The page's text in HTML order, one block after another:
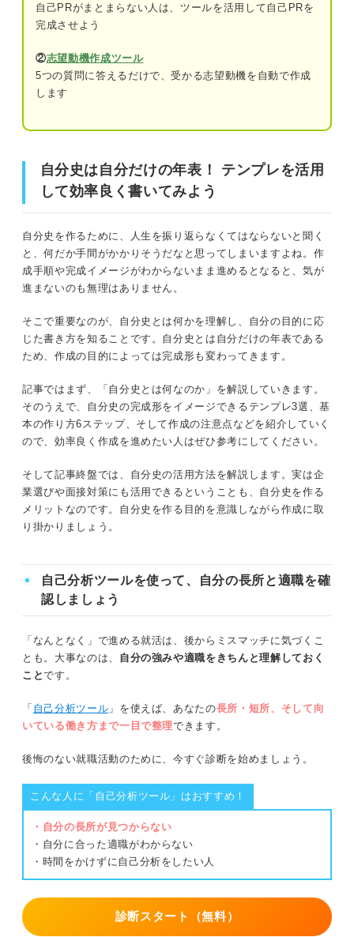
⑥モチベーションが変化した要因を書き込
上級者編！ さらに自己理解が深まる自分史の作り
家族や関係者にヒアリングして情報を増や
す
自分史を作るうえで守るべき4つの鉄則
①事実のみを記載する
②情報を整理できるフォーマットにする
③見栄えを気にしすぎない
④作成して満足せず活用する
自分史の活かし方①企業選びの軸を決める
①モチベーションが上下する要因を突き止
める
②モチベーションが上下する要因を仕事に
置き換える
自分史の活かし方②面接での質問に備える
②きっかけとなったエピソードを簡潔に説
明できるようにする
③価値観や強みがその後活かされた場面も
特定する
己分析で選考を突破しよう
自己PRがまとまらない人は、ツールを活用して自己PRを
完成させよう
②志望動機作成ツール
5つの質問に答えるだけで、受かる志望動機を自動で作成
します
自分史は自分だけの年表！ テンプレを活用
して効率良く書いてみよう
自分史を作るために、人生を振り返らなくてはならないと聞く
と、何だか手間がかかりそうだなと思ってしまいますよね。作
成手順や完成イメージがわからないまま進めるとなると、気が
進まないのも無理はありません。
そこで重要なのが、自分史とは何かを理解し、自分の目的に応
じた書き方を知ることです。自分史とは自分だけの年表である
ため、作成の目的によっては完成形も変わってきます。
記事ではまず、「自分史とは何なのか」を解説していきます。
そのうえで、自分史の完成形をイメージできるテンプレ3選、基
本の作り方6ステップ、そして作成の注意点などを紹介していく
ので、効率良く作成を進めたい人はぜひ参考にしてください。
そして記事終盤では、自分史の活用方法を解説します。実は企
業選びや面接対策にも活用できるということも、自分史を作る
メリットなのです。自分史を作る目的を意識しながら作成に取
り掛かりましょう。
自己分析ツールを使って、自分の長所と適職を確
認しましょう
「なんとなく」で進める就活は、後からミスマッチに気づくこ
とも。大事なのは、 自分の強みや適職をきちんと理解しておく
ことです。
「 自己分析ツール 」を使えば、あなたの長所・短所、そして向
いている働き方まで一目で整理できます。
後悔のない就職活動のために、今すぐ診断を始めましょう。
こんな人に「自己分析ツール」はおすすめ！
・自分の長所が見つからない
・自分に合った適職がわからない
・時間をかけずに自己分析をしたい人
診断スタート（無料）
概要：自分の人生を年表でまとめたもの
書き方：人生をテーマ別に整理する
完成イメージを見てみよう！ 目的別の自分史テンプレ3選
②年代別の自分史：過去から網羅的に人生を振り返りたい人
自分史を作る基本の6ステップ
①時代を区切る
②共通して掘り下げることを決める
③各時代の自分にタイトルをつける
④各項目を昔から順番に埋める
⑤モチベーションの変化をグラフ化する
上級者編！ さらに自己理解が深まる自分史の作り方
時代を細かく区切る
家族や関係者にヒアリングして情報を増やす
自分史を作るうえで守るべき4つの鉄則
①事実のみを記載する
②情報を整理できるフォーマットにする
③見栄えを気にしすぎない
④作成して満足せず活用する
自分史の活かし方①企業選びの軸を決める
①モチベーションが上下する要因を突き止める
②モチベーションが上下する要因を仕事に置き換える